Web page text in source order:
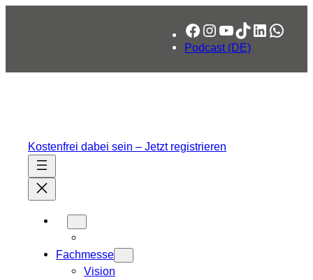
Facebook
Instagram
YouTube
TikTok
LinkedIn
Podcast (DE)
Kostenfrei dabei sein – Jetzt registrieren
Fachmesse
Vision